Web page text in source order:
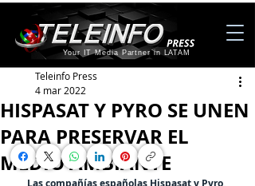
Your IT Media Partner in LATAM
HISPASAT Y PYRO SE UNEN
PARA PRESERVAR EL
MEDIO AMBIANTE
Teleinfo Press
4 mar 2022
Las compañías españolas Hispasat y Pyro,